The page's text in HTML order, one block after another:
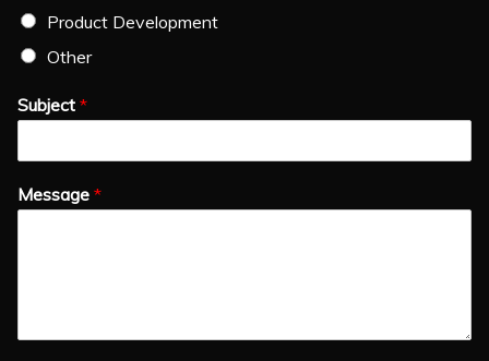
Product Development
Other
Subject *
Message *